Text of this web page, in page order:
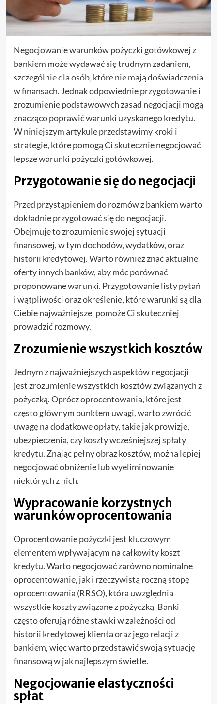
Negocjowanie warunków pożyczki gotówkowej z
bankiem może wydawać się trudnym zadaniem,
szczególnie dla osób, które nie mają doświadczenia
w finansach. Jednak odpowiednie przygotowanie i
zrozumienie podstawowych zasad negocjacji mogą
znacząco poprawić warunki uzyskanego kredytu.
W niniejszym artykule przedstawimy kroki i
strategie, które pomogą Ci skutecznie negocjować
lepsze warunki pożyczki gotówkowej.
Przygotowanie się do negocjacji
Przed przystąpieniem do rozmów z bankiem warto
dokładnie przygotować się do negocjacji.
Obejmuje to zrozumienie swojej sytuacji
finansowej, w tym dochodów, wydatków, oraz
historii kredytowej. Warto również znać aktualne
oferty innych banków, aby móc porównać
proponowane warunki. Przygotowanie listy pytań
i wątpliwości oraz określenie, które warunki są dla
Ciebie najważniejsze, pomoże Ci skuteczniej
prowadzić rozmowy.
Zrozumienie wszystkich kosztów
Jednym z najważniejszych aspektów negocjacji
jest zrozumienie wszystkich kosztów związanych z
pożyczką. Oprócz oprocentowania, które jest
często głównym punktem uwagi, warto zwrócić
uwagę na dodatkowe opłaty, takie jak prowizje,
ubezpieczenia, czy koszty wcześniejszej spłaty
kredytu. Znając pełny obraz kosztów, można lepiej
negocjować obniżenie lub wyeliminowanie
niektórych z nich.
Wypracowanie korzystnych
warunków oprocentowania
Oprocentowanie pożyczki jest kluczowym
elementem wpływającym na całkowity koszt
kredytu. Warto negocjować zarówno nominalne
oprocentowanie, jak i rzeczywistą roczną stopę
oprocentowania (RRSO), która uwzględnia
wszystkie koszty związane z pożyczką. Banki
często oferują różne stawki w zależności od
historii kredytowej klienta oraz jego relacji z
bankiem, więc warto przedstawić swoją sytuację
finansową w jak najlepszym świetle.
Negocjowanie elastyczności
spłat